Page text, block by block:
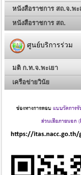
หนังสือราชการ สถ.จ.พะ
หนังสือราชการ สถ.
ศูนย์บริการร่วม
มติ ก.ท.จ.พะเยา
เครือข่ายวินัย